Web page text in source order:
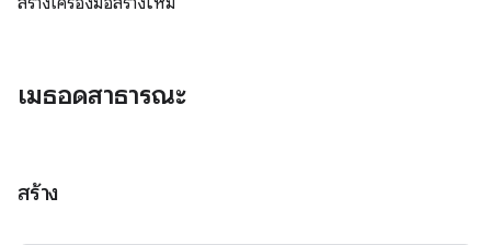
เมธอดสาธารณะ
สร้าง